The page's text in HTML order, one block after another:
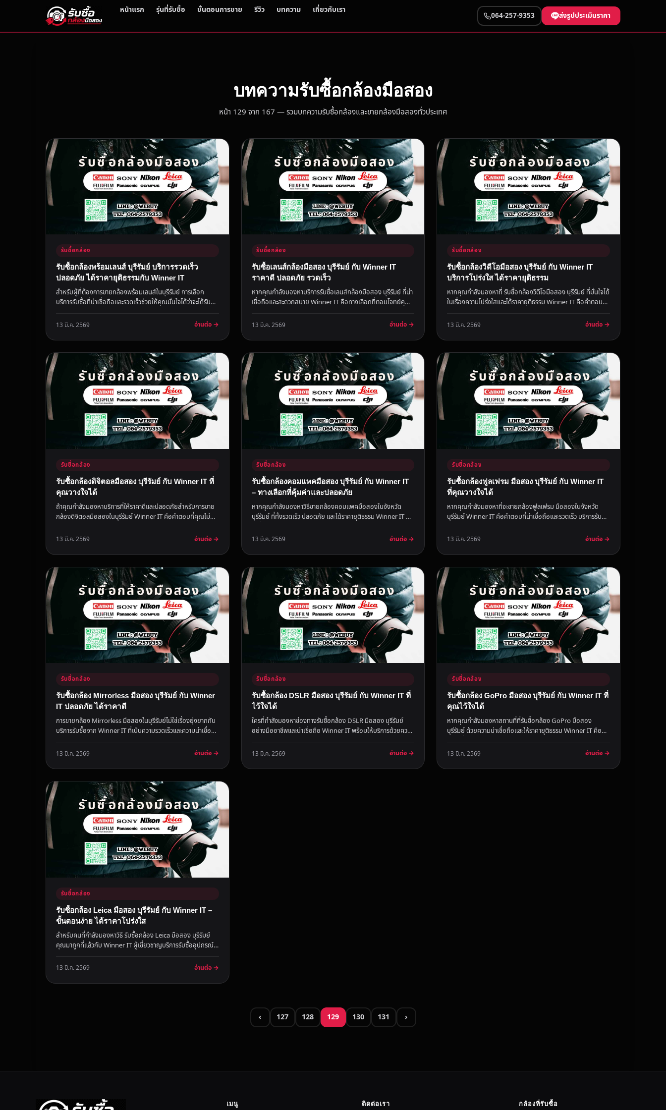
หน้าแรก รุ่นที่รับซื้อ ขั้นตอนการขาย รีวิว บทความ เกี่ยวกับเรา
064-257-9353 ส่งรูปประเมินราคา
บทความรับซื้อกล้องมือสอง
หน้า 129 จาก 167 — รวมบทความรับซื้อกล้องและขายกล้องมือสองทั่วประเทศ
รับซื้อกล้อง
รับซื้อกล้องพร้อมเลนส์ บุรีรัมย์ บริการรวดเร็ว
ปลอดภัย ได้ราคายุติธรรมกับ Winner IT
สำหรับผู้ที่ต้องการขายกล้องพร้อมเลนส์ในบุรีรัมย์ การเลือก
บริการรับซื้อที่น่าเชื่อถือและรวดเร็วช่วยให้คุณมั่นใจได้ว่าจะได้รับ
ร...
13 มี.ค. 2569 อ่านต่อ →
รับซื้อกล้อง
รับซื้อเลนส์กล้องมือสอง บุรีรัมย์ กับ Winner IT
ราคาดี ปลอดภัย รวดเร็ว
หากคุณกำลังมองหาบริการรับซื้อเลนส์กล้องมือสอง บุรีรัมย์ ที่น่า
เชื่อถือและสะดวกสบาย Winner IT คือทางเลือกที่ตอบโจทย์คุณ
ได้ครบท...
13 มี.ค. 2569 อ่านต่อ →
รับซื้อกล้อง
รับซื้อกล้องวิดีโอมือสอง บุรีรัมย์ กับ Winner IT
บริการโปร่งใส ได้ราคายุติธรรม
หากคุณกำลังมองหาที่ รับซื้อกล้องวิดีโอมือสอง บุรีรัมย์ ที่มั่นใจได้
ในเรื่องความโปร่งใสและได้ราคายุติธรรม Winner IT คือคำตอบ
ขอ...
13 มี.ค. 2569 อ่านต่อ →
รับซื้อกล้อง
รับซื้อกล้องดิจิตอลมือสอง บุรีรัมย์ กับ Winner IT ที่
คุณวางใจได้
ถ้าคุณกำลังมองหาบริการที่ให้ราคาดีและปลอดภัยสำหรับการขาย
กล้องดิจิตอลมือสองในบุรีรัมย์ Winner IT คือคำตอบที่คุณไม่
ควรมองข้าม เ...
13 มี.ค. 2569 อ่านต่อ →
รับซื้อกล้อง
รับซื้อกล้องคอมแพคมือสอง บุรีรัมย์ กับ Winner IT
– ทางเลือกที่คุ้มค่าและปลอดภัย
หากคุณกำลังมองหาวิธีขายกล้องคอมแพคมือสองในจังหวัด
บุรีรัมย์ ที่ทั้งรวดเร็ว ปลอดภัย และได้ราคายุติธรรม Winner IT คือ
ผู้เชี่ยวชา...
13 มี.ค. 2569 อ่านต่อ →
รับซื้อกล้อง
รับซื้อกล้องฟูลเฟรม มือสอง บุรีรัมย์ กับ Winner IT
ที่คุณวางใจได้
หากคุณกำลังมองหาที่จะขายกล้องฟูลเฟรม มือสองในจังหวัด
บุรีรัมย์ Winner IT คือคำตอบที่น่าเชื่อถือและรวดเร็ว บริการรับซื้อ
กล้องฟู...
13 มี.ค. 2569 อ่านต่อ →
รับซื้อกล้อง
รับซื้อกล้อง Mirrorless มือสอง บุรีรัมย์ กับ Winner
IT ปลอดภัย ได้ราคาดี
การขายกล้อง Mirrorless มือสองในบุรีรัมย์ไม่ใช่เรื่องยุ่งยากกับ
บริการรับซื้อจาก Winner IT ที่เน้นความรวดเร็วและความน่าเชื่อ
ถือ...
13 มี.ค. 2569 อ่านต่อ →
รับซื้อกล้อง
รับซื้อกล้อง DSLR มือสอง บุรีรัมย์ กับ Winner IT ที่
ไว้ใจได้
ใครที่กำลังมองหาช่องทางรับซื้อกล้อง DSLR มือสอง บุรีรัมย์
อย่างมืออาชีพและน่าเชื่อถือ Winner IT พร้อมให้บริการด้วยความ
รวดเร็ว...
13 มี.ค. 2569 อ่านต่อ →
รับซื้อกล้อง
รับซื้อกล้อง GoPro มือสอง บุรีรัมย์ กับ Winner IT ที่
คุณไว้ใจได้
หากคุณกำลังมองหาสถานที่ที่รับซื้อกล้อง GoPro มือสอง
บุรีรัมย์ ด้วยความน่าเชื่อถือและให้ราคายุติธรรม Winner IT คือตัว
เลือกที่ไ...
13 มี.ค. 2569 อ่านต่อ →
รับซื้อกล้อง
รับซื้อกล้อง Leica มือสอง บุรีรัมย์ กับ Winner IT –
ขั้นตอนง่าย ได้ราคาโปร่งใส
สำหรับคนที่กำลังมองหาวิธี รับซื้อกล้อง Leica มือสอง บุรีรัมย์
คุณมาถูกที่แล้วกับ Winner IT ผู้เชี่ยวชาญบริการรับซื้ออุปกรณ์
ไอ...
13 มี.ค. 2569 อ่านต่อ →
‹ 127 128 129 130 131 ›
เมนู ติดต่อเรา กล้องที่รับซื้อ